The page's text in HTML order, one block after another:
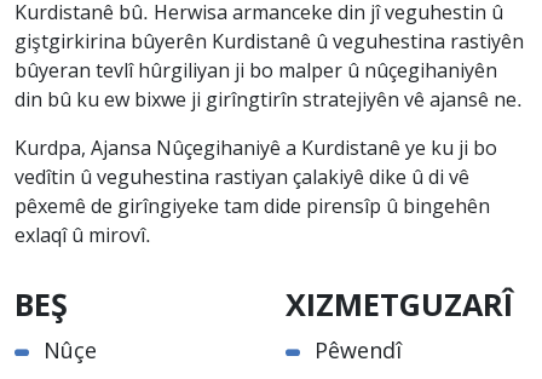
Kurdistanê bû. Herwisa armanceke din jî veguhestin û
giştgirkirina bûyerên Kurdistanê û veguhestina rastiyên
bûyeran tevlî hûrgiliyan ji bo malper û nûçegihaniyên
din bû ku ew bixwe ji girîngtirîn stratejiyên vê ajansê ne.
Kurdpa, Ajansa Nûçegihaniyê a Kurdistanê ye ku ji bo
vedîtin û veguhestina rastiyan çalakiyê dike û di vê
pêxemê de girîngiyeke tam dide pirensîp û bingehên
exlaqî û mirovî.
BEŞ
Nûçe
XIZMETGUZARÎ
Pêwendî